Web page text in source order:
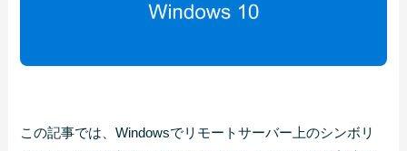
この記事では、Windowsでリモートサーバー上のシンボリ